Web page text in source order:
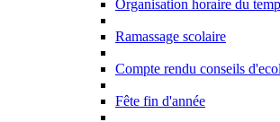
Organisation horaire du
Ramassage scolaire
Compte rendu conseils
Fête fin d'année